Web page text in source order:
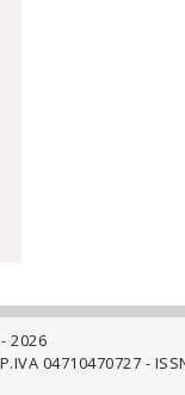
2026
04710470727 -